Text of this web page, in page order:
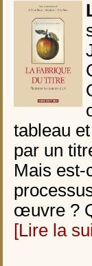
tableau
par un
Mais est-
œuvre ?
[Lire la